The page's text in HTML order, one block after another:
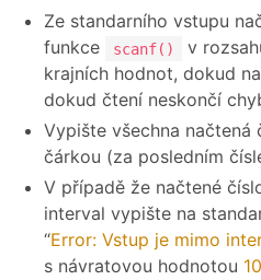
Ze standarního vstupu
funkce
scanf()
v
krajních hodnot, dokud
dokud čtení neskončí
Vypište všechna načtená
čárkou (za posledním
V případě že načtené
interval vypište na
“Error: Vstup je mimo
s návratovou hodnotou